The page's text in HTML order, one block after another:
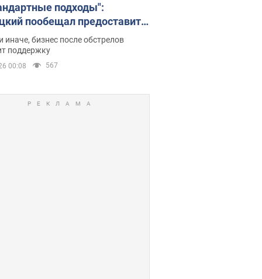
подходы":
пообещал предоставить
приоритетный доступ к
складским
иначе, бизнес после обстрелов
поддержку
00:08 567